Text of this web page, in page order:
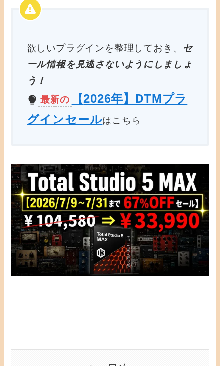
欲しいプラグインを整理しておき、
セ
ール情報を見逃さないようにしましょ
う！
最新の
【2026年】DTMプラ
グインセールはこちら